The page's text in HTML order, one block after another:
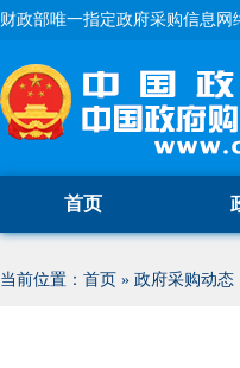
财政部唯一指定政府采购信息
首页
当前位置： 首页 » 政府采购动态